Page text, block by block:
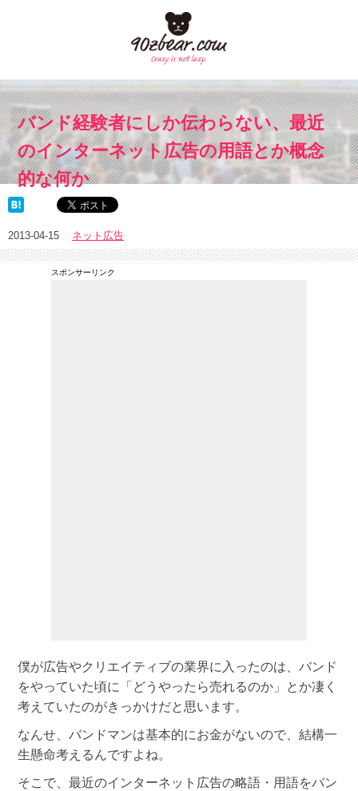
バンド経験者にしか伝わらない、最近
のインターネット広告の用語とか概念
的な何か
2013-04-15 ネット広告
スポンサーリンク
僕が広告やクリエイティブの業界に入ったのは、バンド
をやっていた頃に「どうやったら売れるのか」とか凄く
考えていたのがきっかけだと思います。
なんせ、バンドマンは基本的にお金がないので、結構一
生懸命考えるんですよね。
そこで、最近のインターネット広告の略語・用語をバン